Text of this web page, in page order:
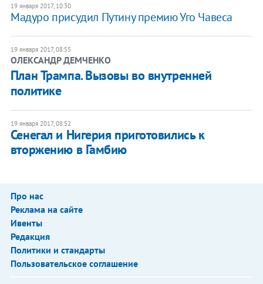
19 января 2017, 10:30
Мадуро присудил Путину премию Уго Чавеса
19 января 2017, 08:55
ОЛЕКСАНДР ДЕМЧЕНКО
​План Трампа. Вызовы во внутренней
политике
19 января 2017, 08:52
Сенегал и Нигерия приготовились к
вторжению в Гамбию
Про нас
Реклама на сайте
Ивенты
Редакция
Политики и стандарты
Пользовательское соглашение